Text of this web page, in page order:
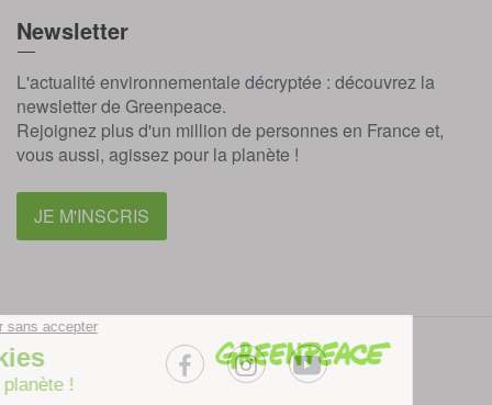
Newsletter
L'actualité environnementale décryptée : découvrez la
newsletter de Greenpeace.
Rejoignez plus d'un million de personnes en France et,
vous aussi, agissez pour la planète !
JE M'INSCRIS
facebookinstagramyoutube